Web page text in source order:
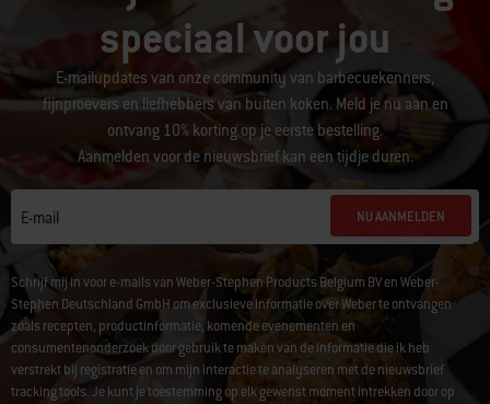
speciaal voor jou
E-mailupdates van onze community van barbecuekenners,
fijnproevers en liefhebbers van buiten koken. Meld je nu aan en
ontvang 10% korting op je eerste bestelling.
Aanmelden voor de nieuwsbrief kan een tijdje duren.
E-mail NU AANMELDEN
Schrijf mij in voor e-mails van Weber-Stephen Products Belgium BV en Weber-
Stephen Deutschland GmbH om exclusieve informatie over Weber te ontvangen
zoals recepten, productinformatie, komende evenementen en
consumentenonderzoek door gebruik te maken van de informatie die ik heb
verstrekt bij registratie en om mijn interactie te analyseren met de nieuwsbrief
tracking tools. Je kunt je toestemming op elk gewenst moment intrekken door op